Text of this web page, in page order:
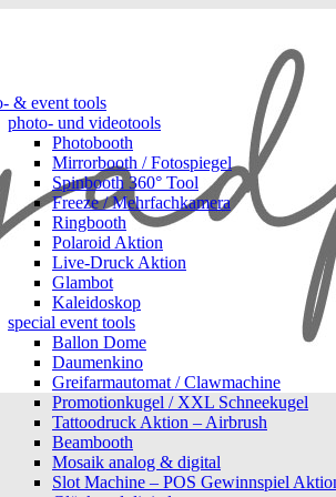
& event tools
photo- und videotools
Photobooth
Mirrorbooth / Fotospiegel
Spinbooth 360° Tool
Freeze / Mehrfachkamera
Ringbooth
Polaroid Aktion
Live-Druck Aktion
Glambot
Kaleidoskop
special event tools
Ballon Dome
Daumenkino
Greifarmautomat / Clawmachine
Promotionkugel / XXL Schneekugel
Tattoodruck Aktion – Airbrush
Beambooth
Mosaik analog & digital
Slot Machine – POS Gewinnspiel